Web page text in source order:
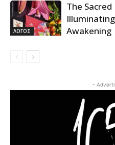
ΛΟΓΟΣ
The
Awakening
-